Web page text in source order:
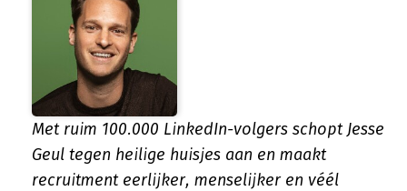
Met ruim 100.000 LinkedIn-volgers schopt Jesse
Geul tegen heilige huisjes aan en maakt
recruitment eerlijker, menselijker en véél